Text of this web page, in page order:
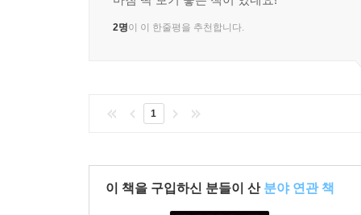
2명이 이 한줄평을 추천합니다.
1
이 책을 구입하신 분들이 산 분야 연관 책